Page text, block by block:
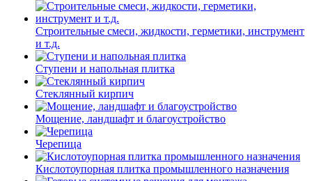
Строительные смеси, жидкости, герметики, инструмент
и т.д.
Ступени и напольная плитка
Cтеклянный кирпич
Мощение, ландшафт и благоустройство
Черепица
Кислотоупорная плитка промышленного назначения